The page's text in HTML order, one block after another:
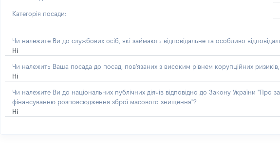
Категорія посади:
Чи належите Ви до службових осіб, які займають відповідальне та особливо
Ні
Чи належить Ваша посада до посад, пов'язаних з високим рівнем корупційних
Ні
Чи належите Ви до національних публічних діячів відповідно до Закону України
фінансуванню розповсюдження зброї масового знищення"?
Ні